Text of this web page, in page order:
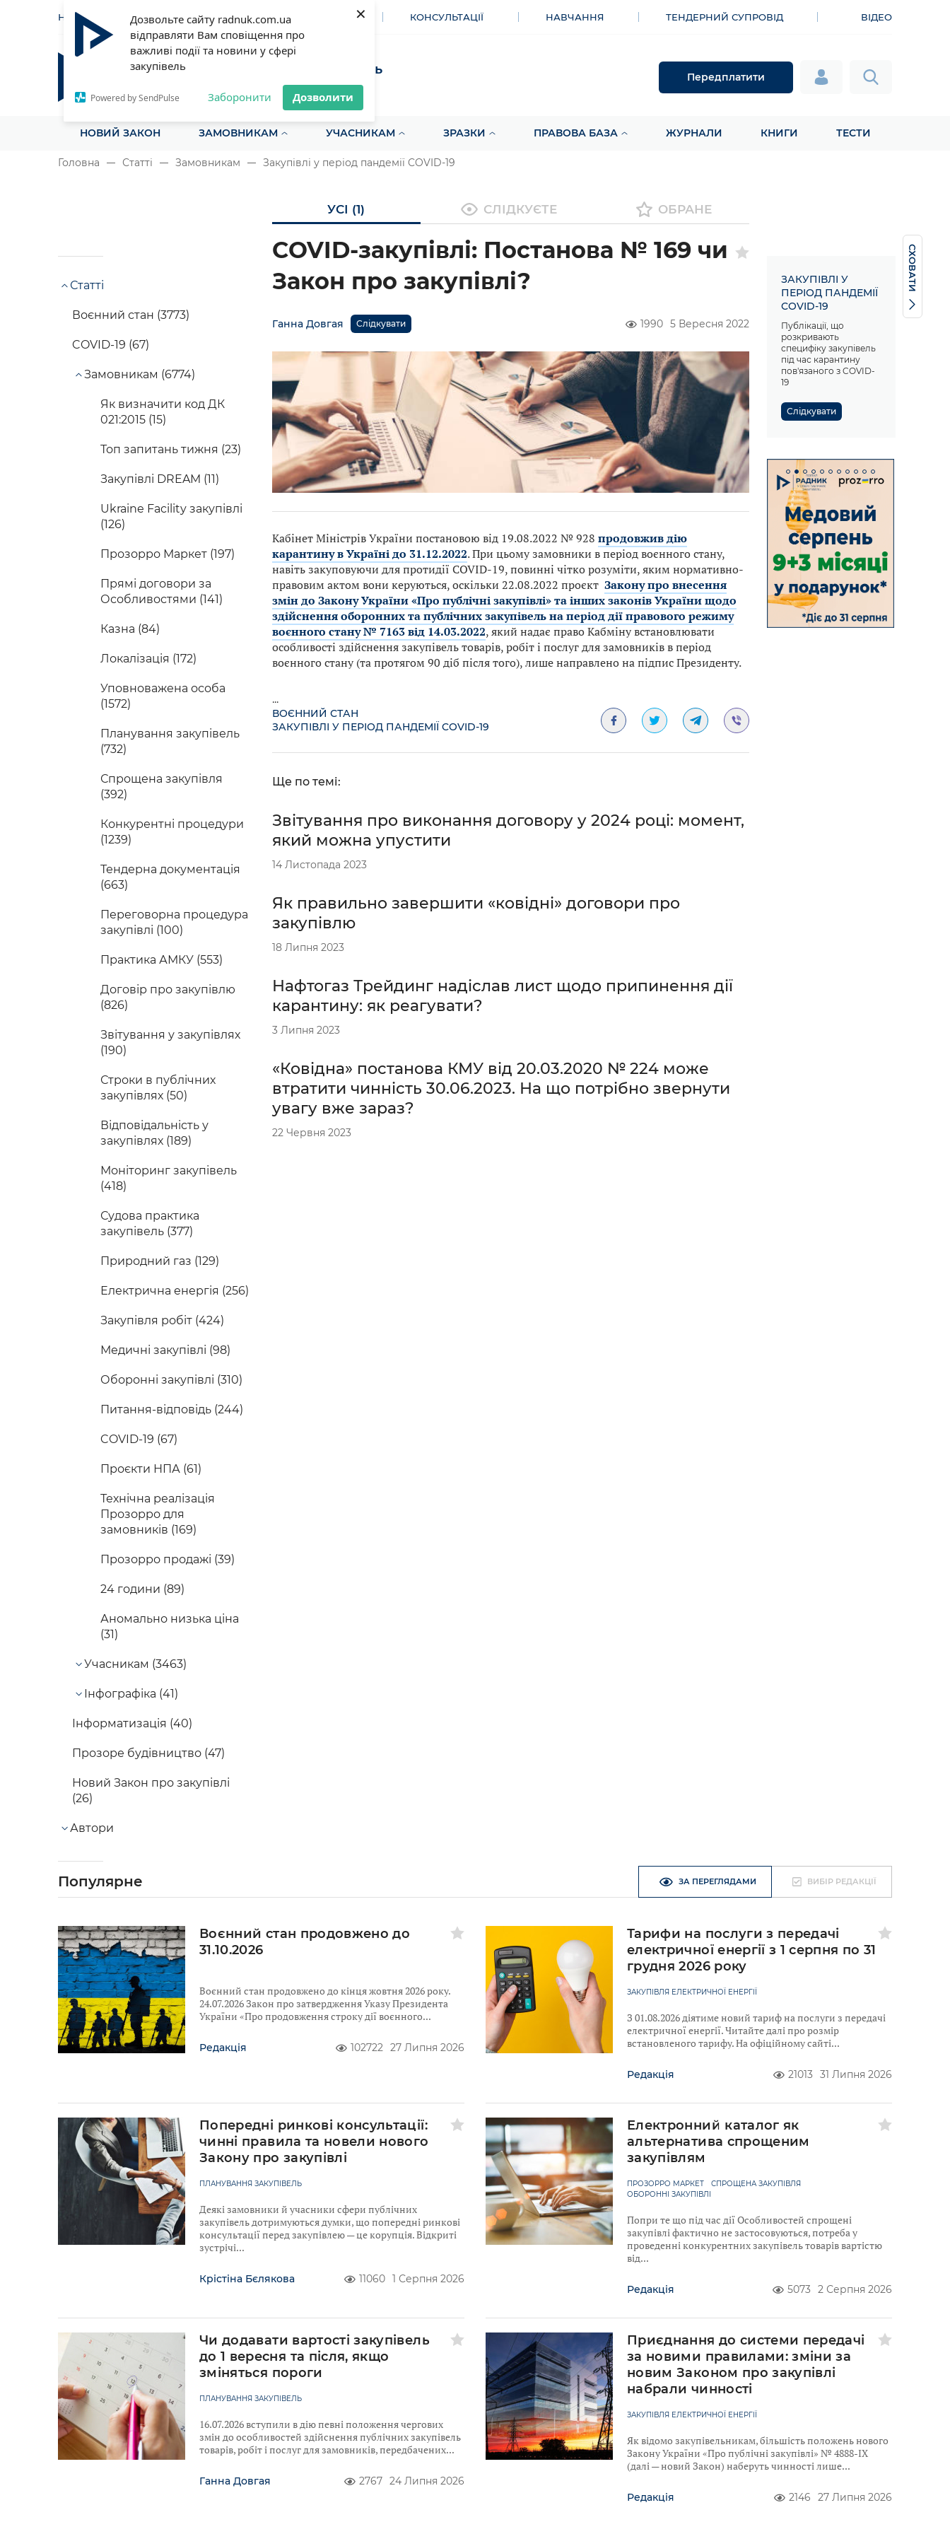
Дозвольте сайту radnuk.com.ua
відправляти Вам сповіщення про
важливі події та новини у сфері
закупівель
Powered by SendPulse Заборонити Дозволити
×
НОВИНИ СТАТТІ ІНСТРУМЕНТИ КОНСУЛЬТАЦІЇ НАВЧАННЯ ТЕНДЕРНИЙ СУПРОВІД ВІДЕО
Радник у сфері публічних закупівель
Все для закупівель на одному порталі
Передплатити
НОВИЙ ЗАКОН ЗАМОВНИКАМ УЧАСНИКАМ ЗРАЗКИ ПРАВОВА БАЗА ЖУРНАЛИ КНИГИ ТЕСТИ
Головна Статті Замовникам Закупівлі у період пандемії COVID-19
УСІ (1) СЛІДКУЄТЕ ОБРАНЕ
Статті
Воєнний стан (3773)
COVID-19 (67)
Замовникам (6774)
Як визначити код ДК
021:2015 (15)
Топ запитань тижня (23)
Закупівлі DREAM (11)
Ukraine Facility закупівлі
(126)
Прозорро Маркет (197)
Прямі договори за
Особливостями (141)
Казна (84)
Локалізація (172)
Уповноважена особа
(1572)
Планування закупівель
(732)
Спрощена закупівля
(392)
Конкурентні процедури
(1239)
Тендерна документація
(663)
Переговорна процедура
закупівлі (100)
Практика АМКУ (553)
Договір про закупівлю
(826)
Звітування у закупівлях
(190)
Строки в публічних
закупівлях (50)
Відповідальність у
закупівлях (189)
Моніторинг закупівель
(418)
Судова практика
закупівель (377)
Природний газ (129)
Електрична енергія (256)
Закупівля робіт (424)
Медичні закупівлі (98)
Оборонні закупівлі (310)
Питання-відповідь (244)
COVID-19 (67)
Проєкти НПА (61)
Технічна реалізація
Прозорро для
замовників (169)
Прозорро продажі (39)
24 години (89)
Аномально низька ціна
(31)
Учасникам (3463)
Інфографіка (41)
Інформатизація (40)
Прозоре будівництво (47)
Новий Закон про закупівлі
(26)
Автори
COVID-закупівлі: Постанова № 169 чи
Закон про закупівлі?
Ганна Довгая Слідкувати 1990 5 Вересня 2022
Кабінет Міністрів України постановою від 19.08.2022 № 928 продовжив дію
карантину в Україні до 31.12.2022. При цьому замовники в період воєнного стану,
навіть закуповуючи для протидії COVID-19, повинні чітко розуміти, яким нормативно-
правовим актом вони керуються, оскільки 22.08.2022 проєкт Закону про внесення
змін до Закону України «Про публічні закупівлі» та інших законів України щодо
здійснення оборонних та публічних закупівель на період дії правового режиму
воєнного стану № 7163 від 14.03.2022, який надає право Кабміну встановлювати
особливості здійснення закупівель товарів, робіт і послуг для замовників в період
воєнного стану (та протягом 90 діб після того), лише направлено на підпис Президенту.
...
ВОЄННИЙ СТАН
ЗАКУПІВЛІ У ПЕРІОД ПАНДЕМІЇ COVID-19
Ще по темі:
Звітування про виконання договору у 2024 році: момент,
який можна упустити
14 Листопада 2023
Як правильно завершити «ковідні» договори про
закупівлю
18 Липня 2023
Нафтогаз Трейдинг надіслав лист щодо припинення дії
карантину: як реагувати?
3 Липня 2023
«Ковідна» постанова КМУ від 20.03.2020 № 224 може
втратити чинність 30.06.2023. На що потрібно звернути
увагу вже зараз?
22 Червня 2023
ЗАКУПІВЛІ У
ПЕРІОД ПАНДЕМІЇ
COVID-19
Публікації, що
розкривають
специфіку закупівель
під час карантину
пов'язаного з COVID-
19
Слідкувати
СХОВАТИ
Популярне ЗА ПЕРЕГЛЯДАМИ ВИБІР РЕДАКЦІЇ
Воєнний стан продовжено до
31.10.2026
Воєнний стан продовжено до кінця жовтня 2026 року.
24.07.2026 Закон про затвердження Указу Президента
України «Про продовження строку дії воєнного
Редакція 102722 27 Липня 2026
Тарифи на послуги з передачі
електричної енергії з 1 серпня по 31
грудня 2026 року
ЗАКУПІВЛЯ ЕЛЕКТРИЧНОЇ ЕНЕРГІЇ
З 01.08.2026 діятиме новий тариф на послуги з передачі
електричної енергії. Читайте далі про розмір
встановленого тарифу. На офіційному сайті
Редакція 21013 31 Липня 2026
Попередні ринкові консультації:
чинні правила та новели нового
Закону про закупівлі
ПЛАНУВАННЯ ЗАКУПІВЕЛЬ
Деякі замовники й учасники сфери публічних
закупівель дотримуються думки, що попередні ринкові
консультації перед закупівлею — це корупція. Відкриті
зустрічі
Крістіна Бєлякова 11060 1 Серпня 2026
Електронний каталог як
альтернатива спрощеним
закупівлям
ПРОЗОРРО МАРКЕТ
СПРОЩЕНА ЗАКУПІВЛЯ
ОБОРОННІ ЗАКУПІВЛІ
Попри те що під час дії Особливостей спрощені
закупівлі фактично не застосовуються, потреба у
проведенні конкурентних закупівель товарів вартістю
від
Редакція 5073 2 Серпня 2026
Чи додавати вартості закупівель
до 1 вересня та після, якщо
зміняться пороги
ПЛАНУВАННЯ ЗАКУПІВЕЛЬ
16.07.2026 вступили в дію певні положення чергових
змін до особливостей здійснення публічних закупівель
товарів, робіт і послуг для замовників, передбачених
Ганна Довгая 2767 24 Липня 2026
Приєднання до системи передачі
за новими правилами: зміни за
новим Законом про закупівлі
набрали чинності
ЗАКУПІВЛЯ ЕЛЕКТРИЧНОЇ ЕНЕРГІЇ
Як відомо закупівельникам, більшість положень нового
Закону України «Про публічні закупівлі» № 4888-IX
(далі — новий Закон) наберуть чинності лише
Редакція 2146 27 Липня 2026